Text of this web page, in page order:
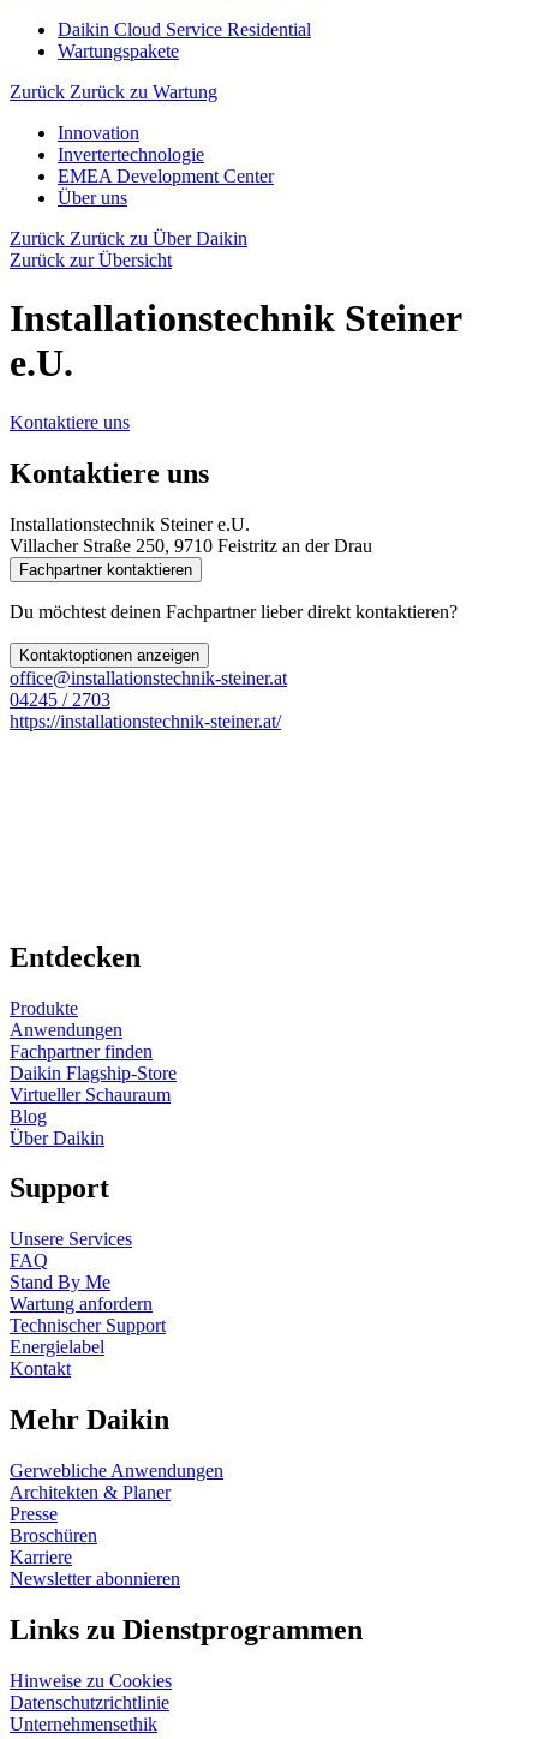
Daikin Cloud Service Residential
Wartungspakete
Zurück Zurück zu Wartung
Innovation
Invertertechnologie
EMEA Development Center
Über uns
Zurück Zurück zu Über Daikin
Zurück zur Übersicht
Installationstechnik Steiner
e.U.
Kontaktiere uns
Kontaktiere uns
Installationstechnik Steiner e.U.
Villacher Straße 250, 9710 Feistritz an der Drau
Fachpartner kontaktieren
Du möchtest deinen Fachpartner lieber direkt kontaktieren?
Kontaktoptionen anzeigen
office@installationstechnik-steiner.at
04245 / 2703
https://installationstechnik-steiner.at/
Entdecken
Produkte
Anwendungen
Fachpartner finden
Daikin Flagship-Store
Virtueller Schauraum
Blog
Über Daikin
Support
Unsere Services
FAQ
Stand By Me
Wartung anfordern
Technischer Support
Energielabel
Kontakt
Mehr Daikin
Gerwebliche Anwendungen
Architekten & Planer
Presse
Broschüren
Karriere
Newsletter abonnieren
Links zu Dienstprogrammen
Hinweise zu Cookies
Datenschutzrichtlinie
Unternehmensethik